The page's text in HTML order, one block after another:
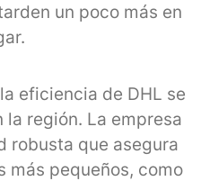
un poco más en
eficiencia de DHL se
región. La empresa
robusta que asegura
más pequeños, como